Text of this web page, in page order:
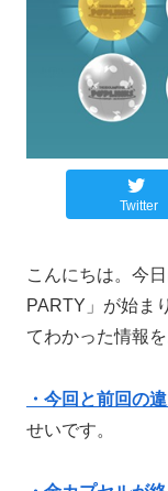
Twitter
こんにちは。今
PARTY」が始ま
てわかった情報
・今回と前回の
せいです。